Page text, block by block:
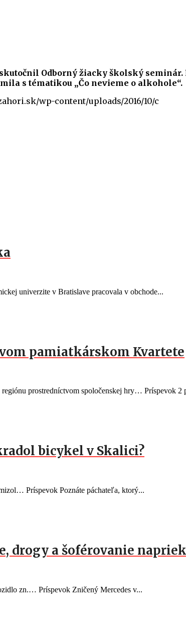
Odborný žiacky školský
s tématikou „Čo nevieme o alkohole“.
wp-content/uploads/2016/10/c
univerzite v Bratislave pracovala v obchode...
pamiatkárskom Kvartete
prostredníctvom spoločenskej hry… Príspevok 2
bicykel v Skalici?
Príspevok Poznáte páchateľa, ktorý...
drogy a šoférovanie
zn.… Príspevok Zničený Mercedes v...